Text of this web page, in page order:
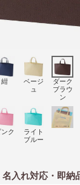
紺
ベージ
ュ
ダーク
ブラウ
ン
ンク
ライト
ブルー
入れ対応・即納